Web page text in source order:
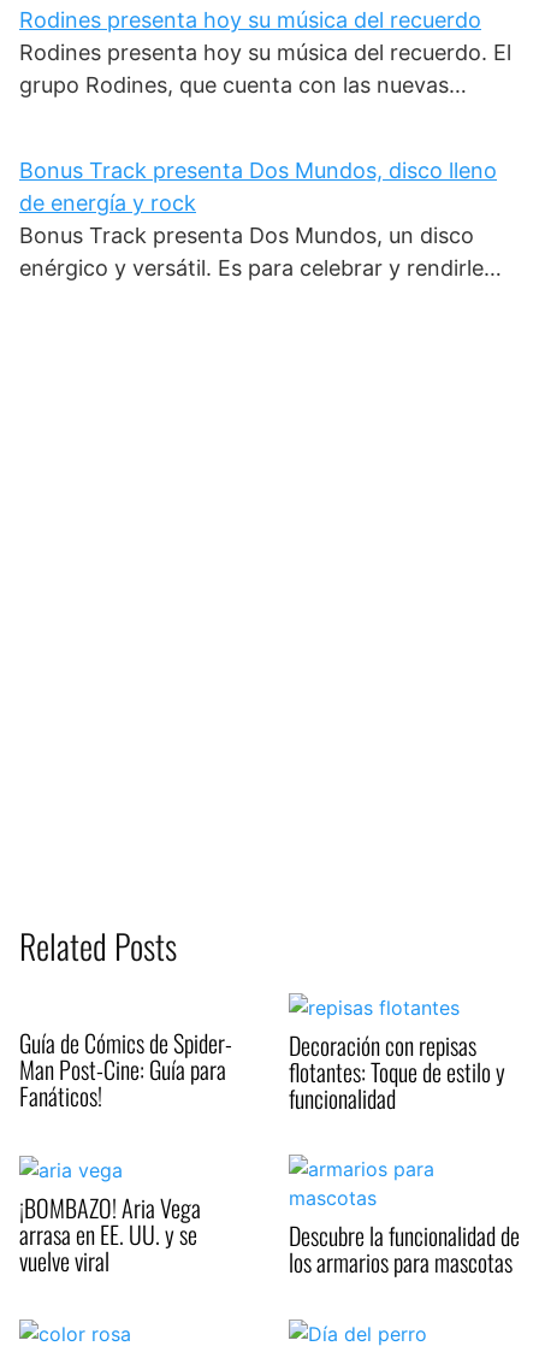
Rodines presenta hoy su música del recuerdo
Rodines presenta hoy su música del recuerdo. El
grupo Rodines, que cuenta con las nuevas…
Bonus Track presenta Dos Mundos, disco lleno
de energía y rock
Bonus Track presenta Dos Mundos, un disco
enérgico y versátil. Es para celebrar y rendirle…
Related Posts
Guía de Cómics de Spider-
Man Post-Cine: Guía para
Fanáticos!
Decoración con repisas
flotantes: Toque de estilo y
funcionalidad
¡BOMBAZO! Aria Vega
arrasa en EE. UU. y se
vuelve viral
Descubre la funcionalidad de
los armarios para mascotas